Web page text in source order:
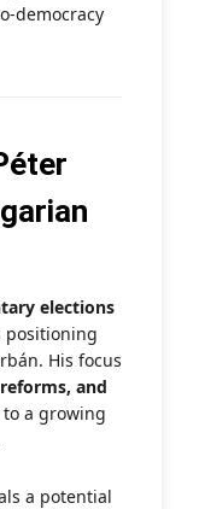
democracy
elections
positioning
His focus
and
a growing
a potential